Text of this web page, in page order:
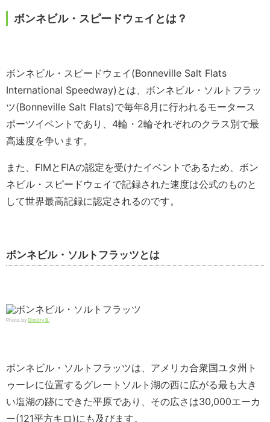
ボンネビル・スピードウェイとは？
ボンネビル・スピードウェイ(Bonneville Salt Flats
International Speedway)とは、ボンネビル・ソルトフラッ
ツ(Bonneville Salt Flats)で毎年8月に行われるモータース
ポーツイベントであり、4輪・2輪それぞれのクラス別で最
高速度を争います。
また、FIMとFIAの認定を受けたイベントであるため、ボン
ネビル・スピードウェイで記録された速度は公式のものと
して世界最高記録に認定されるのです。
ボンネビル・ソルトフラッツとは
Photo by Dimitry B.
ボンネビル・ソルトフラッツは、アメリカ合衆国ユタ州ト
ゥーレに位置するグレートソルト湖の西に広がる最も大き
い塩湖の跡にできた平原であり、その広さは30,000エーカ
ー(121平方キロ)にも及びます。